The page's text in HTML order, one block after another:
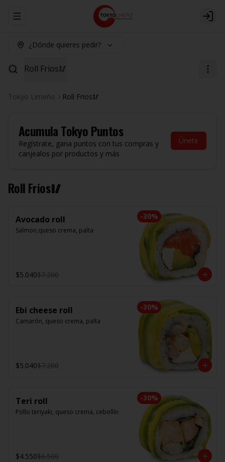
Abrir menu de navegación Login
¿Dónde quieres pedir?
Roll Frios🥢
Tokyo Limeño Roll Frios🥢
AcumulaTokyo Puntos
Regístrate, gana puntos con tus compras y
canjealos por productos y más
Únete
Roll Frios🥢
-30%
Avocado roll
Salmon,queso crema, palta
$5.040$7.200
-30%
Ebi cheese roll
Camarón, queso crema, palta
$5.040$7.200
-30%
Teri roll
Pollo teriyaki, queso crema, cebollín
$4.550$6.500